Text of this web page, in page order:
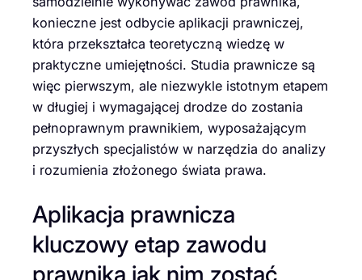
konieczne jest odbycie aplikacji prawniczej,
która przekształca teoretyczną wiedzę w
praktyczne umiejętności. Studia prawnicze są
więc pierwszym, ale niezwykle istotnym etapem
w długiej i wymagającej drodze do zostania
pełnoprawnym prawnikiem, wyposażającym
przyszłych specjalistów w narzędzia do analizy
i rozumienia złożonego świata prawa.
Aplikacja prawnicza
kluczowy etap zawodu
prawnika jak nim zostać